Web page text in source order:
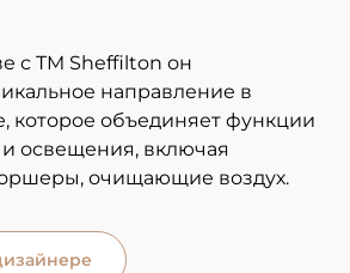
с TM Sheffilton он
направление в
которое объединяет функции
и освещения, включая
очищающие воздух.